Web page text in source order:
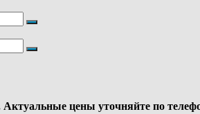
цены уточняйте по